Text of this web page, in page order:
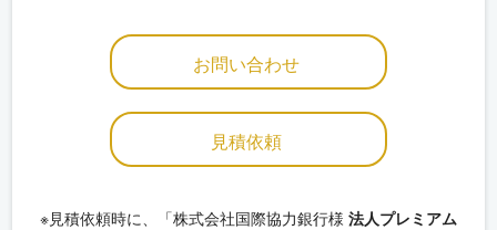
お問い合わせ
見積依頼
※見積依頼時に、「株式会社国際協力銀行様 法人プレミアム